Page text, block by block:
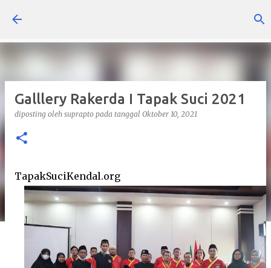
Galllery Rakerda I Tapak Suci 2021
diposting oleh suprapto pada tanggal Oktober 10, 2021
TapakSuciKendal.org